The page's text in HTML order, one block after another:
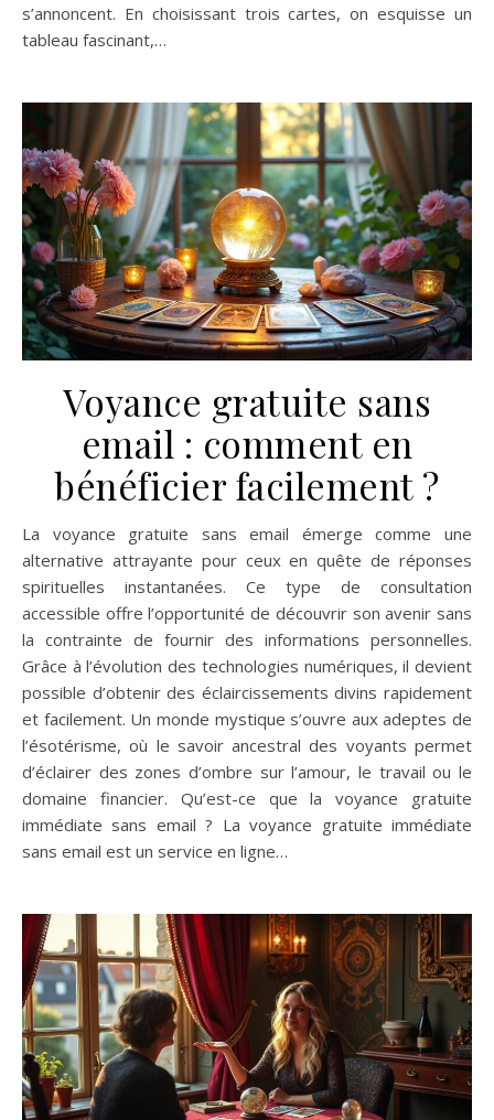
s’annoncent. En choisissant trois cartes, on esquisse un
tableau fascinant,…
Voyance gratuite sans
email : comment en
bénéficier facilement ?
La voyance gratuite sans email émerge comme une
alternative attrayante pour ceux en quête de réponses
spirituelles instantanées. Ce type de consultation
accessible offre l’opportunité de découvrir son avenir sans
la contrainte de fournir des informations personnelles.
Grâce à l’évolution des technologies numériques, il devient
possible d’obtenir des éclaircissements divins rapidement
et facilement. Un monde mystique s’ouvre aux adeptes de
l’ésotérisme, où le savoir ancestral des voyants permet
d’éclairer des zones d’ombre sur l’amour, le travail ou le
domaine financier. Qu’est-ce que la voyance gratuite
immédiate sans email ? La voyance gratuite immédiate
sans email est un service en ligne…